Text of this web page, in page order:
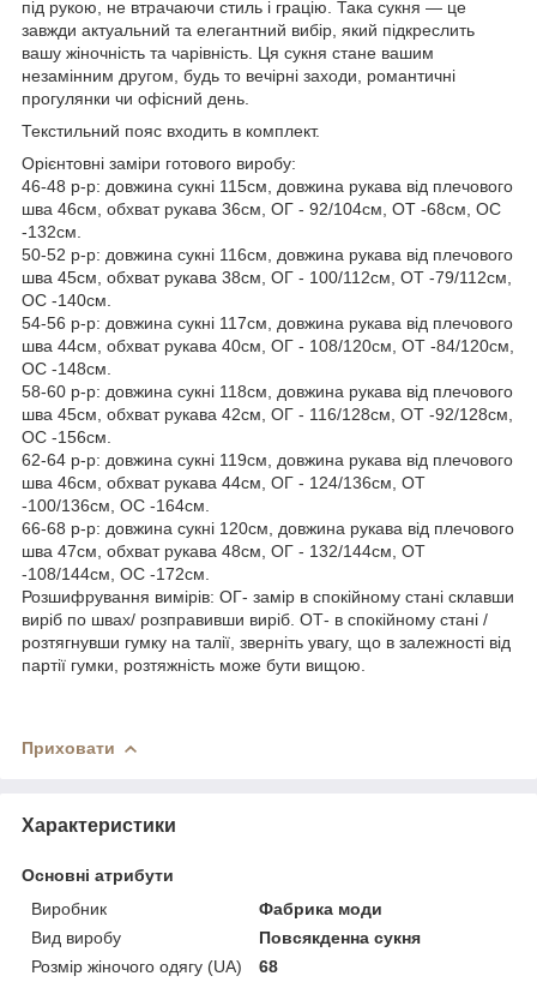
під рукою, не втрачаючи стиль і грацію. Така сукня — це
завжди актуальний та елегантний вибір, який підкреслить
вашу жіночність та чарівність. Ця сукня стане вашим
незамінним другом, будь то вечірні заходи, романтичні
прогулянки чи офісний день.
Текстильний пояс входить в комплект.
Орієнтовні заміри готового виробу:
46-48 р-р: довжина сукні 115см, довжина рукава від плечового
шва 46см, обхват рукава 36см, ОГ - 92/104см, ОТ -68см, OC
-132см.
50-52 р-р: довжина сукні 116см, довжина рукава від плечового
шва 45см, обхват рукава 38см, ОГ - 100/112см, ОТ -79/112см,
OC -140см.
54-56 р-р: довжина сукні 117см, довжина рукава від плечового
шва 44см, обхват рукава 40см, ОГ - 108/120см, ОТ -84/120см,
OC -148см.
58-60 р-р: довжина сукні 118см, довжина рукава від плечового
шва 45см, обхват рукава 42см, ОГ - 116/128см, ОТ -92/128см,
OC -156см.
62-64 р-р: довжина сукні 119см, довжина рукава від плечового
шва 46см, обхват рукава 44см, ОГ - 124/136см, ОТ
-100/136см, OC -164см.
66-68 р-р: довжина сукні 120см, довжина рукава від плечового
шва 47см, обхват рукава 48см, ОГ - 132/144см, ОТ
-108/144см, OC -172см.
Розшифрування вимірів: ОГ- замір в спокійному стані склавши
виріб по швах/ розправивши виріб. ОТ- в спокійному стані /
розтягнувши гумку на талії, зверніть увагу, що в залежності від
партії гумки, розтяжність може бути вищою.
Приховати
Характеристики
Основні атрибути
Виробник
Фабрика моди
Вид виробу
Повсякденна сукня
Розмір жіночого одягу (UA)
68